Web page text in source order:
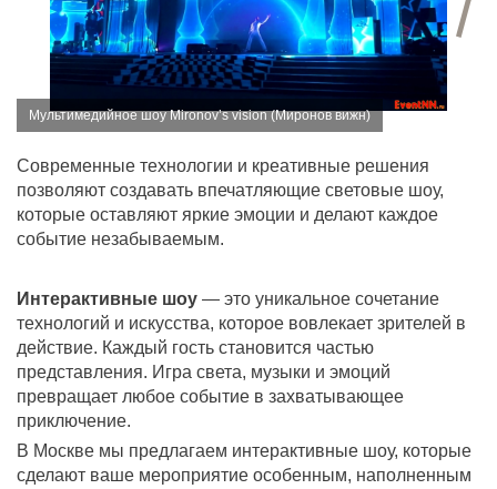
Мультимедийное шоу Mironov’s vision (Миронов вижн)
Современные технологии и креативные решения
позволяют создавать впечатляющие световые шоу,
которые оставляют яркие эмоции и делают каждое
событие незабываемым.
Интерактивные шоу — это уникальное сочетание
технологий и искусства, которое вовлекает зрителей в
действие. Каждый гость становится частью
представления. Игра света, музыки и эмоций
превращает любое событие в захватывающее
приключение.
В Москве мы предлагаем интерактивные шоу, которые
сделают ваше мероприятие особенным, наполненным